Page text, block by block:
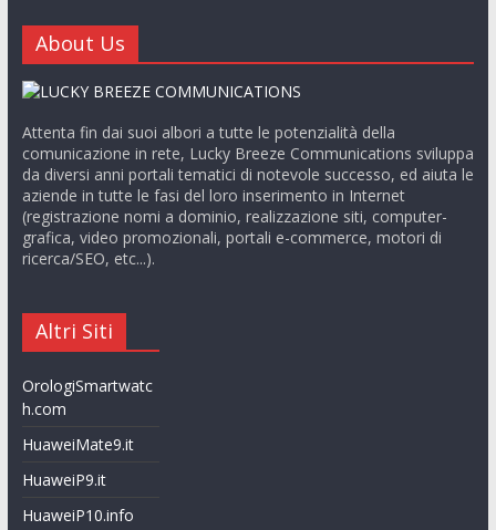
About Us
Attenta fin dai suoi albori a tutte le potenzialità della
comunicazione in rete, Lucky Breeze Communications sviluppa
da diversi anni portali tematici di notevole successo, ed aiuta le
aziende in tutte le fasi del loro inserimento in Internet
(registrazione nomi a dominio, realizzazione siti, computer-
grafica, video promozionali, portali e-commerce, motori di
ricerca/SEO, etc...).
Altri Siti
OrologiSmartwatc
h.com
HuaweiMate9.it
HuaweiP9.it
HuaweiP10.info